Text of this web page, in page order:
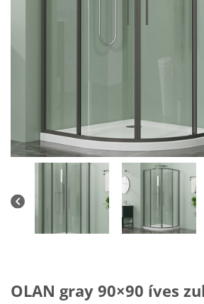
OLAN gray 90×90 íves